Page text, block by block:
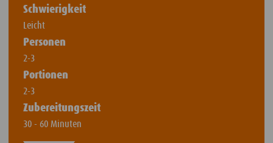
Schwierigkeit
Leicht
Personen
2-3
Portionen
2-3
Zubereitungszeit
30 - 60 Minuten